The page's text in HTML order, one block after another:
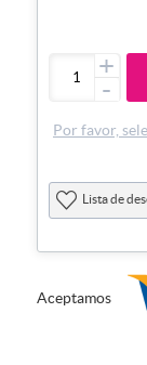
+
-
Por favor,
Lista de
Aceptamos